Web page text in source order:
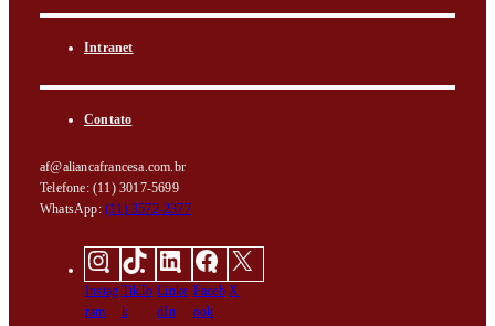
Intranet
Contato
af@aliancafrancesa.com.br
Telefone: (11) 3017-5699
WhatsApp:(11) 3572-2377
Instag
ram
TikTo
k
Linke
dIn
Faceb
ook
X